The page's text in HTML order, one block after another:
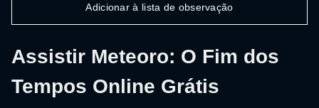
Assistir Meteoro: O Fim dos
Tempos Online Grátis
Adicionar à lista de observação